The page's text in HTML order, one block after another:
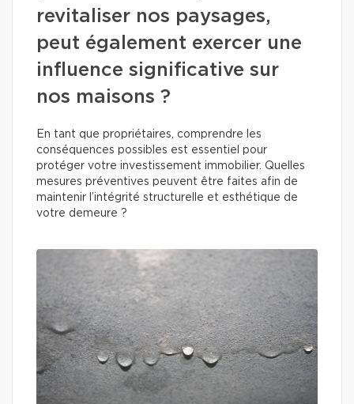
revitaliser nos paysages,
peut également exercer une
influence significative sur
nos maisons ?
En tant que propriétaires, comprendre les
conséquences possibles est essentiel pour
protéger votre investissement immobilier. Quelles
mesures préventives peuvent être faites afin de
maintenir l’intégrité structurelle et esthétique de
votre demeure ?